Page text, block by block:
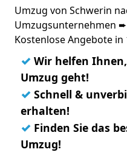
Umzug von Schwerin
Umzugsunternehmen ➨
Kostenlose Angebote in
✓ Wir helfen
Umzug geht!
✓ Schnell &
erhalten!
✓ Finden Sie das
Umzug!